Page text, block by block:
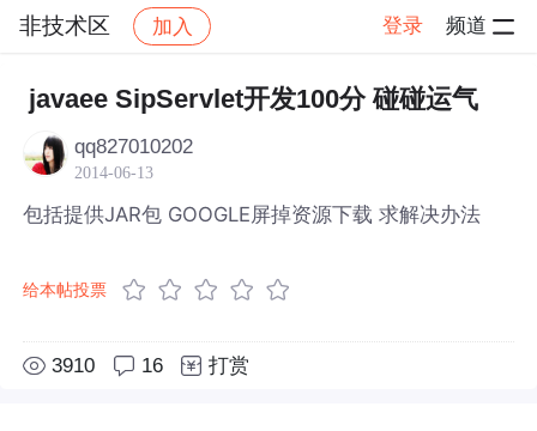
非技术区 加入 登录 频道
社区 非技术区 帖子详情
javaee SipServlet开发100分 碰碰运气
qq827010202
2014-06-13
包括提供JAR包 GOOGLE屏掉资源下载 求解决办法
给本帖投票
3910 16 打赏